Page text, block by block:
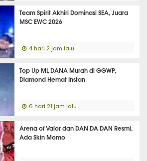
Team Spirit Akhiri Dominasi SEA, Juara
MSC EWC 2026
4 hari 2 jam lalu
Top Up ML DANA Murah di GGWP,
Diamond Hemat Instan
6 hari 21 jam lalu
Arena of Valor dan DAN DA DAN Resmi,
Ada Skin Momo